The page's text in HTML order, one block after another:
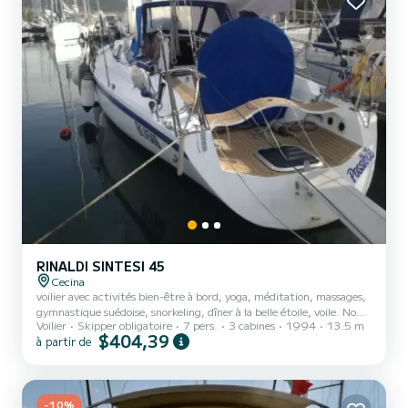
journées sous le signe de la sécurité, d...
RINALDI SINTESI 45
Cecina
voilier avec activités bien-être à bord, yoga, méditation, massages,
gymnastique suédoise, snorkeling, dîner à la belle étoile, voile. Nous
proposons du plaisir psychophysique au contact de la nature, sans
oublier la vraie navigation avec un bateau sûr et performant.
Voilier Skipper obligatoire 7 pers. 3 cabines 1994 13.5 m
à partir de $404,39
-10%